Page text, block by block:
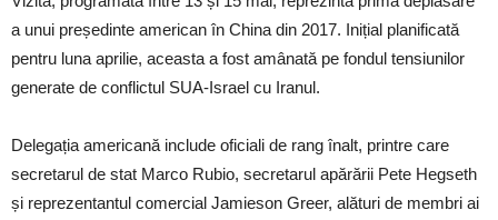
a unui președinte american în China din 2017. Inițial planificată
pentru luna aprilie, aceasta a fost amânată pe fondul tensiunilor
generate de conflictul SUA-Israel cu Iranul.
Delegația americană include oficiali de rang înalt, printre care
secretarul de stat Marco Rubio, secretarul apărării Pete Hegseth
și reprezentantul comercial Jamieson Greer, alături de membri ai